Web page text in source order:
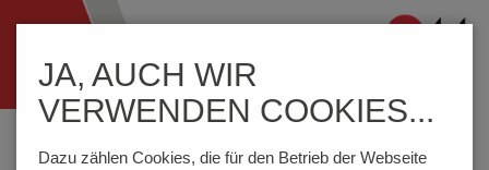
ein-/ausblenden
Home Komponenten Schalter Drehradschalter DH2 03
JA, AUCH WIR
VERWENDEN COOKIES...
Dazu zählen Cookies, die für den Betrieb der Webseite